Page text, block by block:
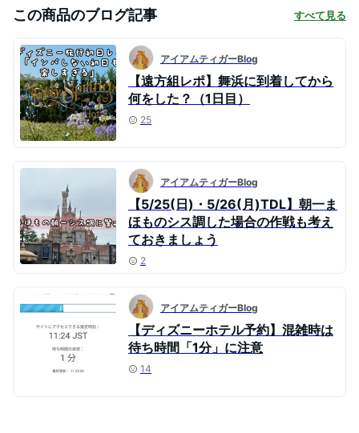
この商品のブログ記事 すべて見る
アイアムティガーBlog
【遠方組レポ】舞浜に到着してから
何をした？（1日目）
25
アイアムティガーBlog
【5/25(日)・5/26(月)TDL】朝一ま
ほものシス調した場合の作戦も考え
ておきましょう
2
アイアムティガーBlog
【ディズニーホテル予約】混雑時は
待ち時間「1分」に注意
14